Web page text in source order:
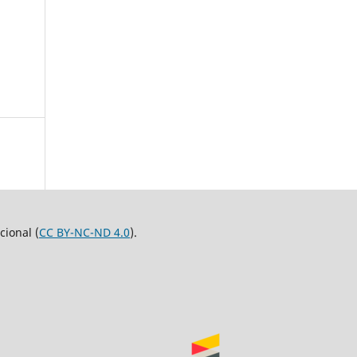
(CC BY-NC-ND 4.0).